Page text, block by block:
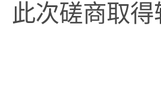
此次磋商取